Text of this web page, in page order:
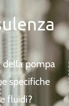
della pompa
specifiche
fluidi?